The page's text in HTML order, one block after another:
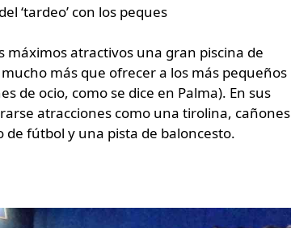
‘tardeo’ con los peques
atractivos una gran piscina de
más que ofrecer a los más pequeños
de ocio, como se dice en Palma). En sus
atracciones como una tirolina, cañones
de fútbol y una pista de baloncesto.